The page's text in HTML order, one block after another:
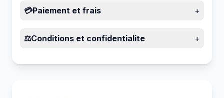
💳Paiement et frais +
⚖️Conditions et confidentialite +